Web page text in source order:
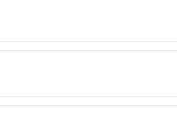
出典：楽天ふるさと納
5.0
出典：楽天ふるさと納
5.0